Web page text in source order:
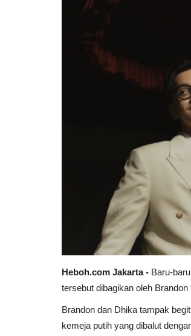
Heboh.com Jakarta - Baru-
tersebut dibagikan oleh
Brandon dan Dhika tampak
kemeja putih yang dibalut